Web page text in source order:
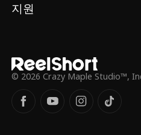
지원
© 2026 Crazy Maple Studio™,